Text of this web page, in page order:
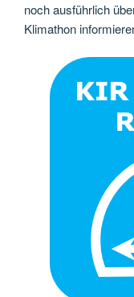
noch ausführlich
Klimathon